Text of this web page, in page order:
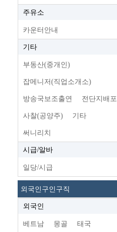
주유소
카운터안내
기타
부동산(중개인)
잡메니저(직업소개소)
방송국보조출연 전단지배포
사찰(공양주) 기타
써니리치
시급/알바
일당/시급
외국인구인구직
외국인
베트남 몽골 태국